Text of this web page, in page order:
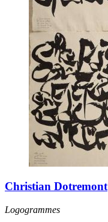
Christian Dotremont
Logogrammes